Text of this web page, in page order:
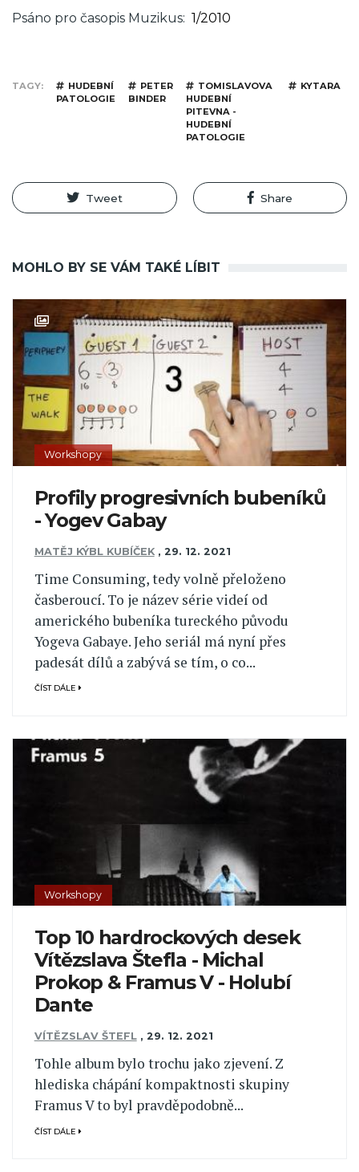
Psáno pro časopis Muzikus 1/2010
TAGY
HUDEBNÍ
PATOLOGIE
PETER
BINDER
TOMISLAVOVA
HUDEBNÍ
PITEVNA -
HUDEBNÍ
PATOLOGIE
KYTARA
Tweet Share
MOHLO BY SE VÁM TAKÉ LÍBIT
Workshopy
Profily progresivních bubeníků
- Yogev Gabay
MATĚJ KÝBL KUBÍČEK , 29. 12. 2021
Time Consuming, tedy volně přeloženo
časberoucí. To je název série videí od
amerického bubeníka tureckého původu
Yogeva Gabaye. Jeho seriál má nyní přes
padesát dílů a zabývá se tím, o co...
ČÍST DÁLE
Workshopy
Top 10 hardrockových desek
Vítězslava Štefla - Michal
Prokop & Framus V - Holubí
Dante
VÍTĚZSLAV ŠTEFL , 29. 12. 2021
Tohle album bylo trochu jako zjevení. Z
hlediska chápání kompaktnosti skupiny
Framus V to byl pravděpodobně...
ČÍST DÁLE